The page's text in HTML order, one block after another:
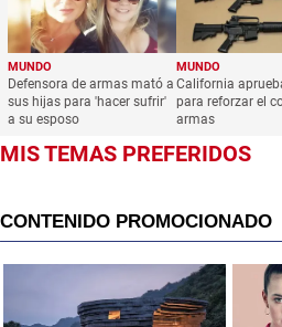
MUNDO
Defensora de armas mató a
sus hijas para 'hacer sufrir'
a su esposo
MUNDO
California
para reforzar el
armas
MIS TEMAS PREFERIDOS